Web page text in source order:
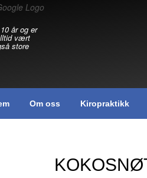
år og er
vært
store
Om oss Kiropraktikk